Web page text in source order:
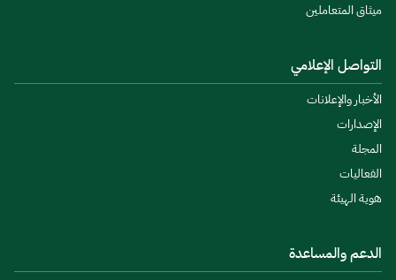
ميثاق المتعاملين
التواصل الإعلامي
الأخبار والإعلانات
الإصدارات
المجلة
الفعاليات
هوية الهيئة
الدعم والمساعدة